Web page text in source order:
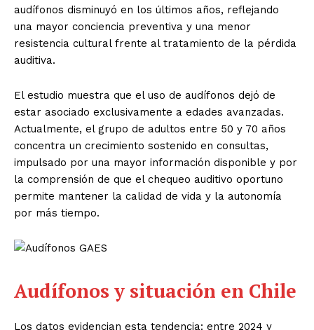
audífonos disminuyó en los últimos años, reflejando
una mayor conciencia preventiva y una menor
resistencia cultural frente al tratamiento de la pérdida
auditiva.
El estudio muestra que el uso de audífonos dejó de
estar asociado exclusivamente a edades avanzadas.
Actualmente, el grupo de adultos entre 50 y 70 años
concentra un crecimiento sostenido en consultas,
impulsado por una mayor información disponible y por
la comprensión de que el chequeo auditivo oportuno
permite mantener la calidad de vida y la autonomía
por más tiempo.
Audífonos y situación en Chile
Los datos evidencian esta tendencia: entre 2024 y